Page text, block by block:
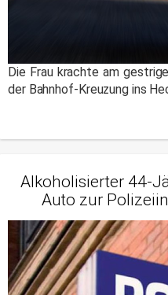
Die Frau krachte am
der Bahnhof-Kreuzung ins
Alkoholisierter 44-
Auto zur